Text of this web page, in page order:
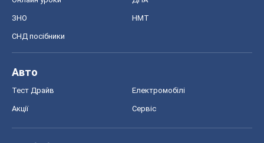
ЗНО НМТ
СНД посібники
Авто
Тест Драйв Електромобілі
Акції Сервіс